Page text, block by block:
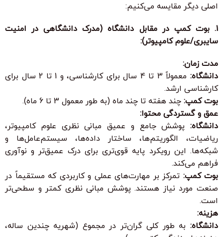
اصلی دیگر مقایسه می‌کنیم:
1. بوت کمپ در مقابل دانشگاه (مدرک دانشگاهی در امنیت
سایبری/علوم کامپیوتر):
مدت زمان:
دانشگاه:
معمولاً 3 تا 4 سال برای کارشناسی، و 1 تا 2 سال برای
کارشناسی ارشد.
بوت کمپ: چند هفته تا چند ماه (به طور معمول 3 تا 6 ماه).
عمق و گستردگی محتوا:
دانشگاه: پوشش جامع و عمیق مبانی نظری علوم کامپیوتر،
ریاضیات، الگوریتم‌ها، ساختار داده‌ها، سیستم‌عامل‌ها و
شبکه‌ها. این رویکرد پایه قوی‌تری برای درک عمیق‌تر و نوآوری
فراهم می‌کند.
بوت کمپ: تمرکز بر مهارت‌های عملی و کاربردی که مستقیماً در
صنعت مورد نیاز هستند. پوشش مبانی نظری کمتر و سطحی‌تر
است.
هزینه:
دانشگاه: به طور کلی گران‌تر در مجموع (شهریه چندین ساله،